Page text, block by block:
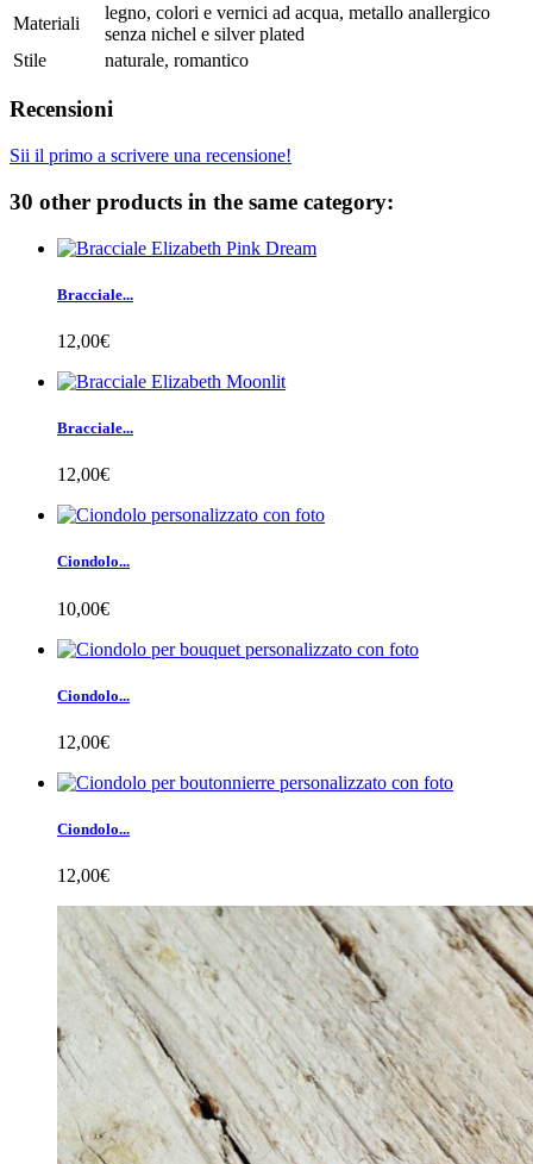
Materiali
legno, colori e vernici ad acqua, metallo anallergico
senza nichel e silver plated
Stile
naturale, romantico
Recensioni
Sii il primo a scrivere una recensione!
30 other products in the same category:
Bracciale...
12,00€
Bracciale...
12,00€
Ciondolo...
10,00€
Ciondolo...
12,00€
Ciondolo...
12,00€